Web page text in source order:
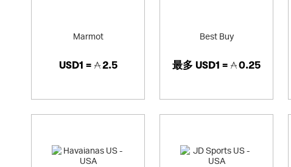
Marmot
USD1 = 2.5
Best Buy
最多 USD1 = 0.25